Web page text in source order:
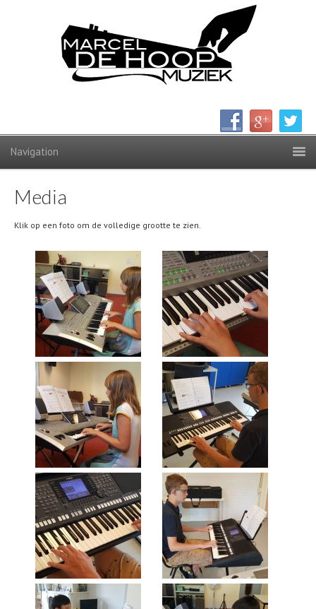
Media
Klik op een foto om de volledige grootte te zien.